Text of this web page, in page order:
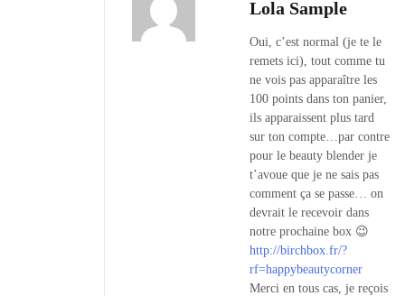
Lola Sample
Oui, c’est normal (je te le
remets ici), tout comme tu
ne vois pas apparaître les
100 points dans ton panier,
ils apparaissent plus tard
sur ton compte…par contre
pour le beauty blender je
t’avoue que je ne sais pas
comment ça se passe… on
devrait le recevoir dans
notre prochaine box 😉
http://birchbox.fr/?
rf=happybeautycorner
Merci en tous cas, je reçois